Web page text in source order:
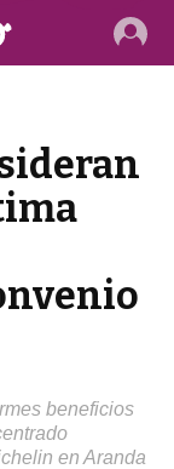
beneficios
en Aranda